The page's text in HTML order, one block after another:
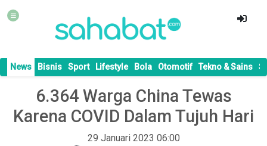
News Bisnis Sport Lifestyle Bola Otomotif Tekno & Sains
6.364 Warga China Tewas
Karena COVID Dalam Tujuh Hari
29 Januari 2023 06:00